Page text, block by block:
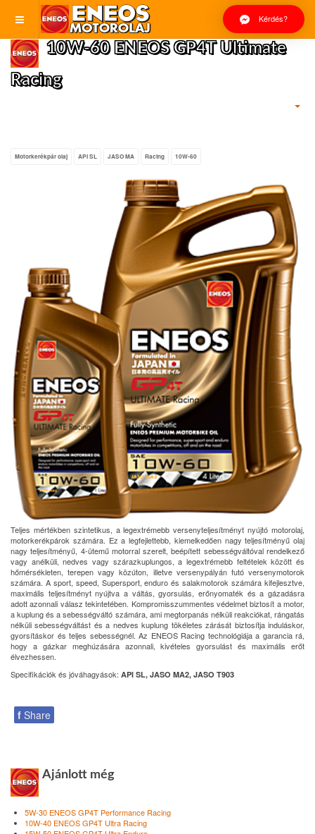
Kérdés?
10W-60 ENEOS GP4T Ultimate
Racing
Motorkerékpár olaj API SL JASO MA Racing 10W-60
Teljes mértékben szintetikus, a legextrémebb versenyteljesítményt nyújtó motorolaj,
motorkerékpárok számára. Ez a legfejlettebb, kiemelkedően nagy teljesítményű olaj
nagy teljesítményű, 4-ütemű motorral szerelt, beépített sebességváltóval rendelkező
vagy anélküli, nedves vagy szárazkuplungos, a legextrémebb feltételek között és
hőmérsékleten, terepen vagy közúton, illetve versenypályán futó versenymotorok
számára. A sport, speed, Supersport, enduro és salakmotorok számára kifejlesztve,
maximális teljesítményt nyújtva a váltás, gyorsulás, erőnyomaték és a gázadásra
adott azonnali válasz tekintetében. Kompromisszummentes védelmet biztosít a motor,
a kuplung és a sebességváltó számára, ami megtorpanás nélküli reakciókat, rángatás
nélküli sebességváltást és a nedves kuplung tökéletes zárását biztosítja induláskor,
gyorsításkor és teljes sebességnél. Az ENEOS Racing technológiája a garancia rá,
hogy a gázkar meghúzására azonnali, kivételes gyorsulást és maximális erőt
élvezhessen.
Specifikációk és jóváhagyások: API SL, JASO MA2, JASO T903
f Share
Ajánlott még
5W-30 ENEOS GP4T Performance Racing
10W-40 ENEOS GP4T Ultra Racing